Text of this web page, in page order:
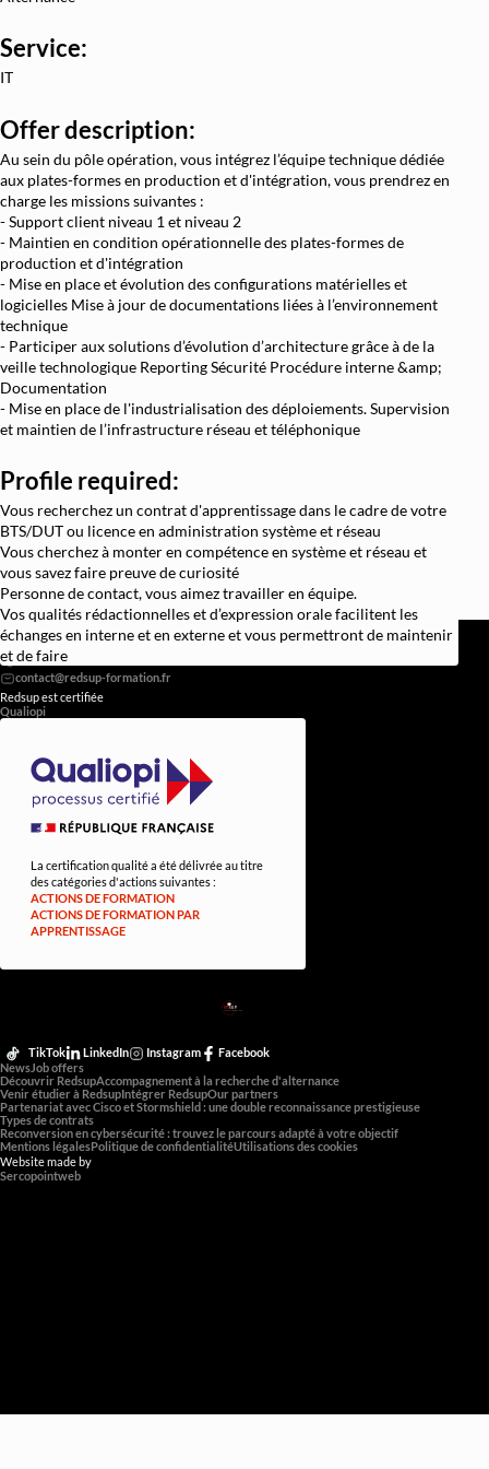
Infrastructure as Code avec Terraform
Software-Defined Networking (SDN) et
Service:
IT
Offer description:
Au sein du pôle opération, vous intégrez l’équipe technique dédiée
aux plates-formes en production et d'intégration, vous prendrez en
charge les missions suivantes :
- Support client niveau 1 et niveau 2
- Maintien en condition opérationnelle des plates-formes de
production et d'intégration
- Mise en place et évolution des configurations matérielles et
logicielles Mise à jour de documentations liées à l’environnement
technique
- Participer aux solutions d’évolution d’architecture grâce à de la
veille technologique Reporting Sécurité Procédure interne &amp;
Documentation
- Mise en place de l'industrialisation des déploiements. Supervision
et maintien de l’infrastructure réseau et téléphonique
Profile required:
Vous recherchez un contrat d'apprentissage dans le cadre de votre
BTS/DUT ou licence en administration système et réseau
Vous cherchez à monter en compétence en système et réseau et
vous savez faire preuve de curiosité
Personne de contact, vous aimez travailler en équipe.
Vos qualités rédactionnelles et d’expression orale facilitent les
échanges en interne et en externe et vous permettront de maintenir
et de faire
REDSUP © 2026
98 Bd Victor Hugo, 92110 Clichy
0756838251
Redsup est certifiée
Qualiopi
La certification qualité a été délivrée au titre
des catégories d'actions suivantes :
ACTIONS DE FORMATION
ACTIONS DE FORMATION PAR
APPRENTISSAGE
SUP
RED
TikTok LinkedIn Instagram
Facebook
NewsJob offers
Découvrir RedsupAccompagnement à la recherche d'alternance
Venir étudier à RedsupIntégrer RedsupOur partners
Partenariat avec Cisco et Stormshield : une double reconnaissance prestigieuse
Types de contrats
Reconversion en cybersécurité : trouvez le parcours adapté à votre objectif
Mentions légalesPolitique de confidentialitéUtilisations des cookies
Website made by
Sercopointweb